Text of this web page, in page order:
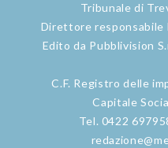
Tribunale di
Direttore responsabile
Edito da Pubblivision
C.F. Registro delle
Capitale
Tel. 0422